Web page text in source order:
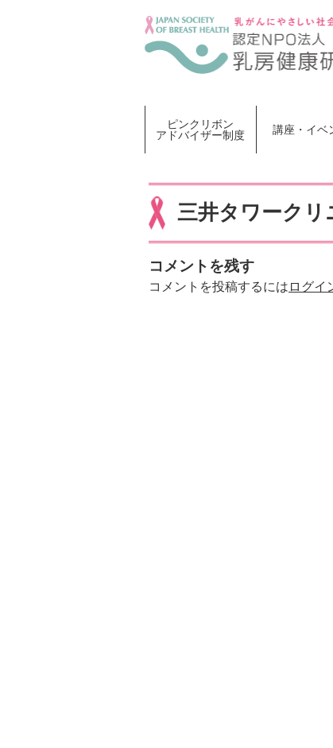
ピンクリボン
アドバイザー制度
講座・イベ
三井タワークリ
コメントを残す
コメントを投稿するには ログイ